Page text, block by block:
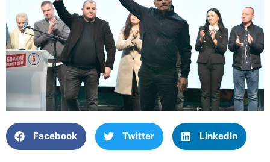
Facebook Twitter LinkedIn